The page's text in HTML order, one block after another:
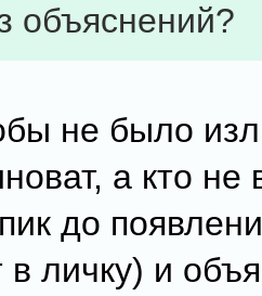
объяснений?
не было
а кто не
до
в личку) и